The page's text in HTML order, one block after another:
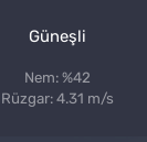
Güneşli
Nem: %42
Rüzgar: 4.31 m/s